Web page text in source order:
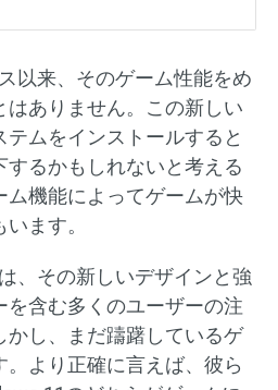
以来、そのゲーム性能をめ
はありません。この新しい
ムをインストールすると
るかもしれないと考える
ム機能によってゲームが快
ます。
、その新しいデザインと強
を含む多くのユーザーの注
かし、まだ躊躇しているゲ
より正確に言えば、彼ら